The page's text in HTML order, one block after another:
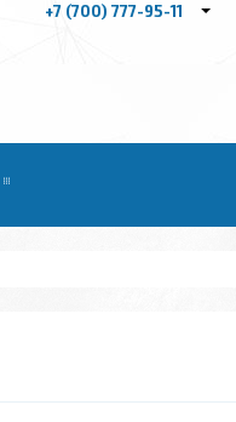
+7 (700) 777-95-11